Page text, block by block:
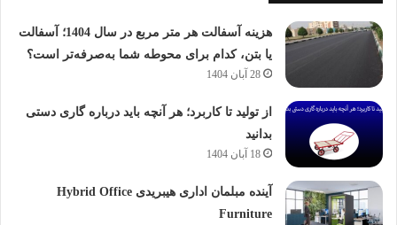
هزینه آسفالت هر متر مربع در سال 1404؛ آسفالت
یا بتن، کدام برای محوطه شما به‌صرفه‌تر است؟
28 آبان 1404
از تولید تا کاربرد؛ هر آنچه باید درباره گاری دستی
بدانید
18 آبان 1404
آینده مبلمان اداری هیبریدی Hybrid Office
Furniture